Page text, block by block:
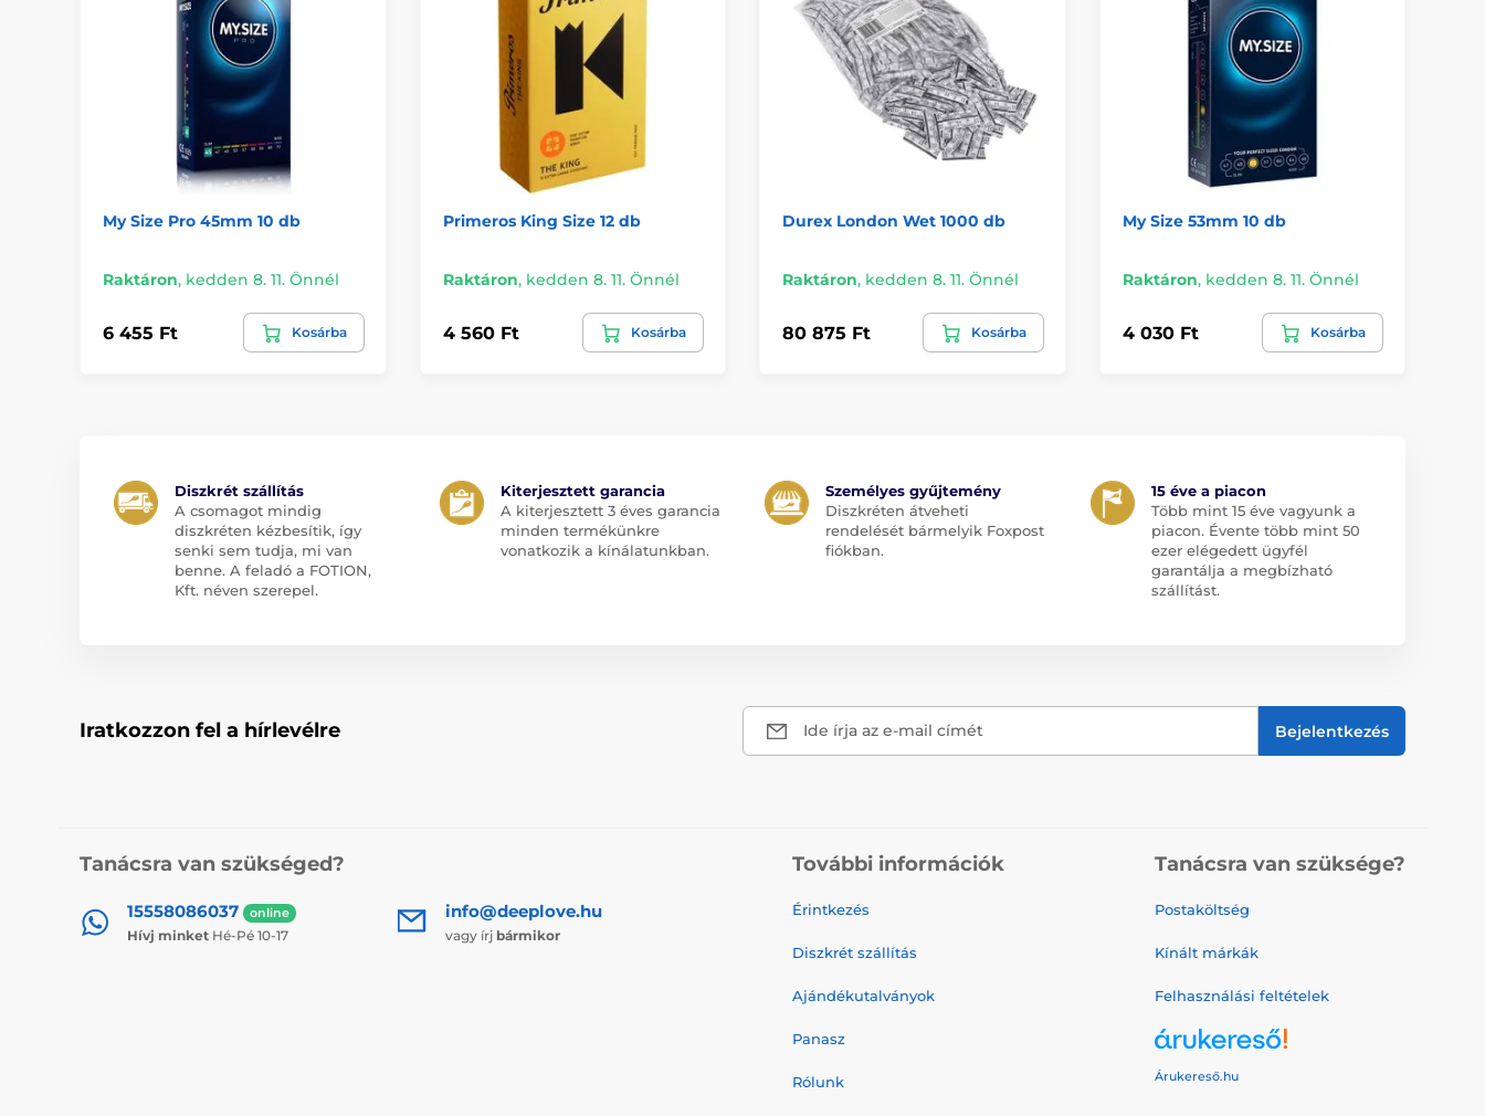
My Size Pro 45mm 10 db
Raktáron, kedden 8. 11. Önnél
6 455 Ft Kosárba
Primeros King Size 12 db
Raktáron, kedden 8. 11. Önnél
4 560 Ft Kosárba
Durex London Wet 1000 db
Raktáron, kedden 8. 11. Önnél
80 875 Ft Kosárba
My Size 53mm 10 db
Raktáron, kedden 8. 11. Önnél
4 030 Ft Kosárba
Diszkrét szállítás
A csomagot mindig
diszkréten kézbesítik, így
senki sem tudja, mi van
benne. A feladó a FOTION,
Kft. néven szerepel.
Kiterjesztett garancia
A kiterjesztett 3 éves garancia
minden termékünkre
vonatkozik a kínálatunkban.
Személyes gyűjtemény
Diszkréten átveheti
rendelését bármelyik Foxpost
fiókban.
15 éve a piacon
Több mint 15 éve vagyunk a
piacon. Évente több mint 50
ezer elégedett ügyfél
garantálja a megbízható
szállítást.
Iratkozzon fel a hírlevélre Ide írja az e-mail címét Bejelentkezés
Tanácsra van szükséged?
15558086037 online
Hívj minket Hé-Pé 10-17
info@deeplove.hu
vagy írj bármikor
További információk
Érintkezés
Diszkrét szállítás
Ajándékutalványok
Panasz
Rólunk
Tanácsra van szüksége?
Postaköltség
Kínált márkák
Felhasználási feltételek
Árukereső.hu